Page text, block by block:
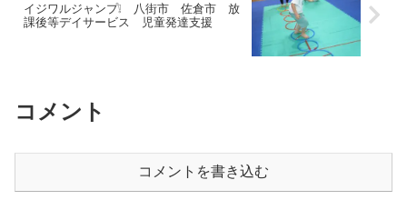
イジワルジャンプ❕ 八街市 佐倉市 放
課後等デイサービス 児童発達支援
コメント
コメントを書き込む